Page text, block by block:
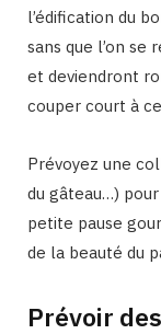
l’édification du
sans que l’on
et deviendront
couper court à
Prévoyez une
du gâteau…)
petite pause
de la beauté du
Prévoir